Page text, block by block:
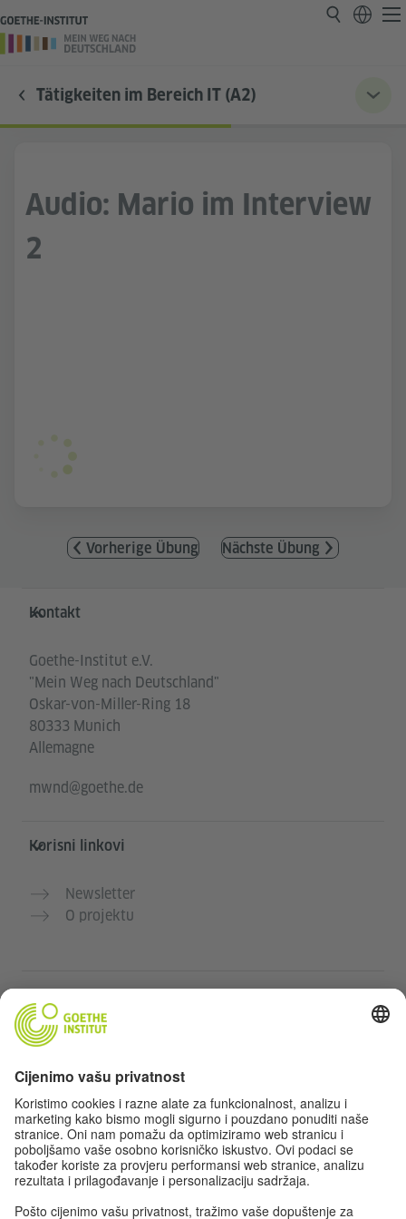
Tätigkeiten im Bereich IT (A2)
Audio: Mario im Interview
2
Vorherige Übung Nächste Übung
Service- und Informationsbereich
Kontakt
Goethe-Institut e.V.
"Mein Weg nach Deutschland"
Oskar-von-Miller-Ring 18
80333 Munich
Allemagne
mwnd@goethe.de
Korisni linkovi
Newsletter
O projektu
Kurse njemačkog jezika Goethe-Instituta
Portal za nastavnike „Deutschstunde“
Privatnost i pristupačnost